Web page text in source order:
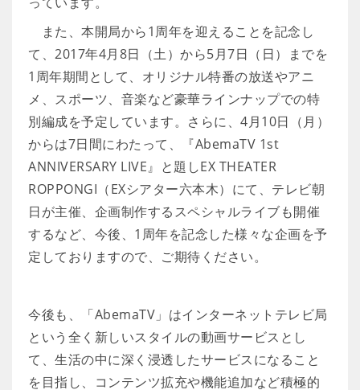
また、本開局から1周年を迎えることを記念し
て、2017年4月8日（土）から5月7日（日）までを
1周年期間として、オリジナル特番の放送やアニ
メ、スポーツ、音楽など豪華ラインナップでの特
別編成を予定しています。さらに、4月10日（月）
からは7日間にわたって、『AbemaTV 1st
ANNIVERSARY LIVE』と題しEX THEATER
ROPPONGI（EXシアター六本木）にて、テレビ朝
日が主催、企画制作するスペシャルライブも開催
するなど、今後、1周年を記念した様々な企画を予
定しておりますので、ご期待ください。
今後も、「AbemaTV」はインターネットテレビ局
という全く新しいスタイルの動画サービスとし
て、生活の中に深く浸透したサービスになること
を目指し、コンテンツ拡充や機能追加など積極的